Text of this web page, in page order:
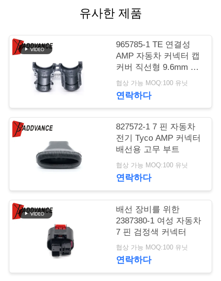
연
세
문
을
유사한 제품
965785-1 TE 연결성
AMP 자동차 커넥터 캡
커버 직선형 9.6mm 케
이블 후드 및 고정 장치
협상 가능 MOQ:100 유닛
연락하다
827572-1 7 핀 자동차
전기 Tyco AMP 커넥터
배선용 고무 부트
협상 가능 MOQ:100 유닛
연락하다
배선 장비를 위한
2387380-1 여성 자동차
7 핀 검정색 커넥터
협상 가능 MOQ:100 유닛
연락하다